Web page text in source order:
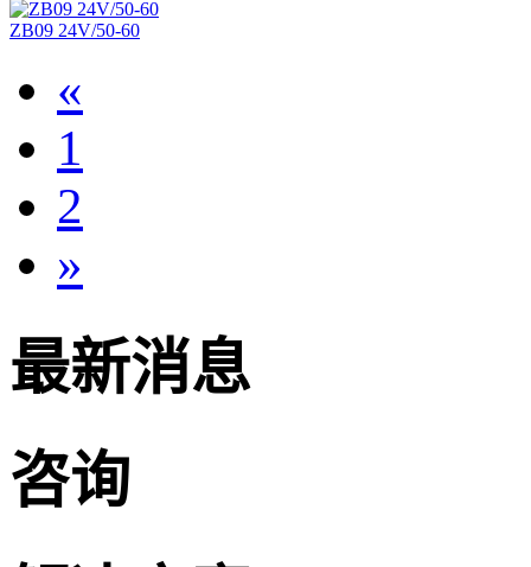
ZB09 24V/50-60
«
1
2
»
最新消息
咨询